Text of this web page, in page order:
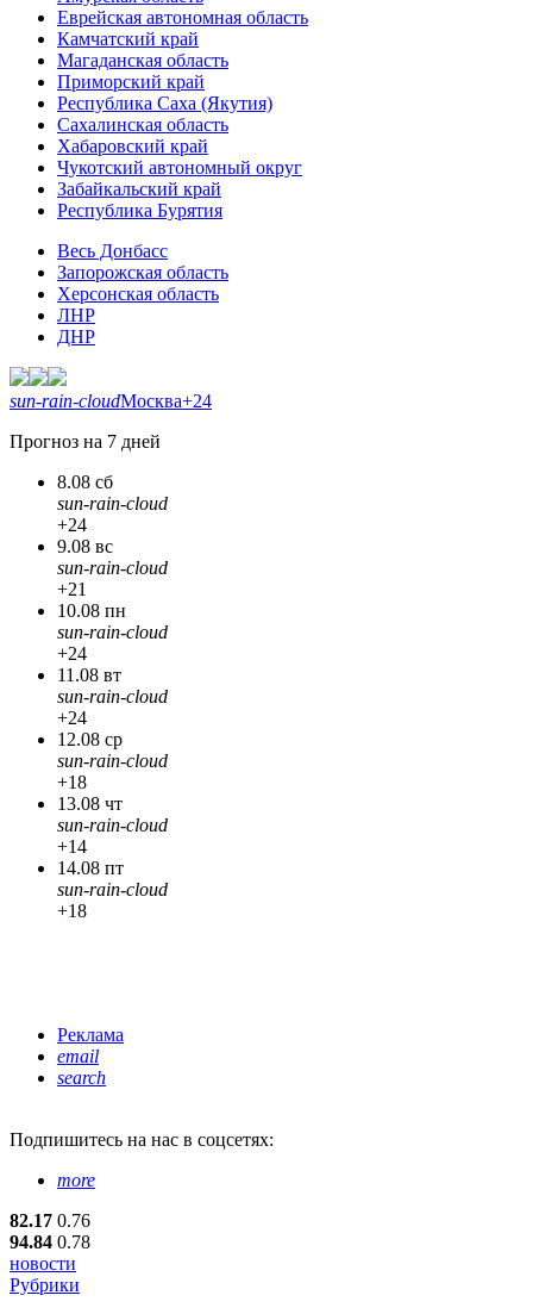
Еврейская автономная область
Камчатский край
Магаданская область
Приморский край
Республика Саха (Якутия)
Сахалинская область
Хабаровский край
Чукотский автономный округ
Забайкальский край
Республика Бурятия
Весь Донбасс
Запорожская область
Херсонская область
ЛНР
ДНР
sun-rain-cloudМосква+24
Прогноз на 7 дней
8.08 сб
sun-rain-cloud
+24
9.08 вс
sun-rain-cloud
+21
10.08 пн
sun-rain-cloud
+24
11.08 вт
sun-rain-cloud
+24
12.08 ср
sun-rain-cloud
+18
13.08 чт
sun-rain-cloud
+14
14.08 пт
sun-rain-cloud
+18
Реклама
email
search
Подпишитесь на нас в соцсетях:
more
82.17 0.76
94.84 0.78
новости
Рубрики